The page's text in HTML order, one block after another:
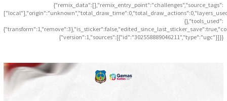
{"remix_data":[],"remix_entry_point":"challenges","source_tags":
{},"tools_used":
{"version":1,"sources":[{"id":"302558889046211","type":"ugc"}]}}